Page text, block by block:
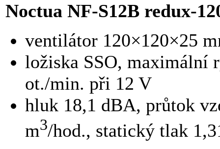
Noctua NF-S12B redux-
ventilátor 120×120×25
ložiska SSO, maximální
ot./min. při 12 V
hluk 18,1 dBA, průtok
m3/hod., statický tlak